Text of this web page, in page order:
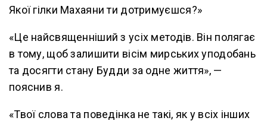
Якої гілки Махаяни ти дотримуєшся?»
«Це найсвященніший з усіх методів. Він полягає
в тому, щоб залишити вісім мирських уподобань
та досягти стану Будди за одне життя», —
пояснив я.
«Твої слова та поведінка не такі, як у всіх інших